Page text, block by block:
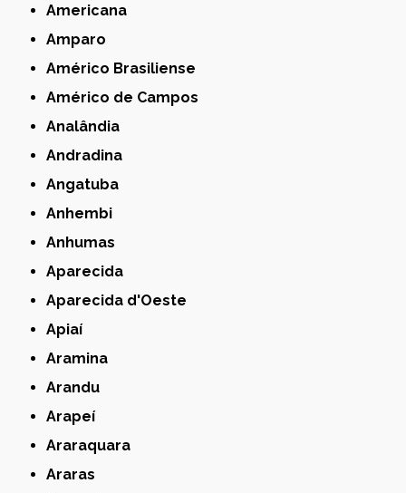
Americana
Amparo
Américo Brasiliense
Américo de Campos
Analândia
Andradina
Angatuba
Anhembi
Anhumas
Aparecida
Aparecida d'Oeste
Apiaí
Aramina
Arandu
Arapeí
Araraquara
Araras